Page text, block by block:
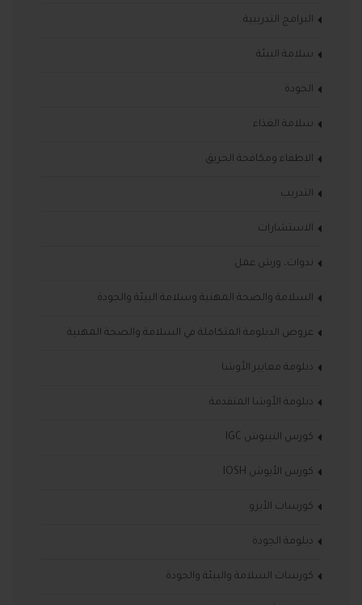
البرامج التدريبية
سلامة البيئة
الجودة
سلامة الغذاء
الاطفاء ومكافحة الحريق
التدريب
الاستشارات
ندوات، ورش عمل
السلامة والصحة المهنية وسلامة البيئة والجودة
عروض الدبلومة المتكاملة في السلامة والصحة المهنية
دبلومة معايير الأوشا
دبلومة الأوشا المتقدمة
كورس النيبوش IGC
كورس الأيوش IOSH
كورسات الأيزو
دبلومة الجودة
كورسات السلامة والبيئة والجودة